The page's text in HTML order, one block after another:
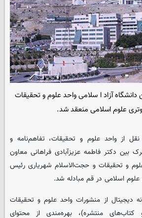
آزاد ا سلامی واحد علوم و تحقیقات
علوم اسلامی منعقد شد.
از واحد علوم و تحقیقات، تفاهم‌نامه و
بین دکتر فاطمه عزیزآبادی فراهانی معاون
و تحقیقات و حجت‌الاسلام شهریاری رئیس
اسلامی در قم مبادله شد.
دیجیتال از منشورات واحد علوم و تحقیقات
کتاب‌های منتشره)، بهره‌مندی از محتوای